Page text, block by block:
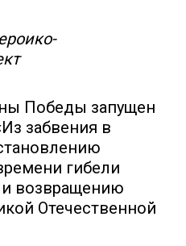
Победы запущен
забвения в
гибели
возвращению
Отечественной